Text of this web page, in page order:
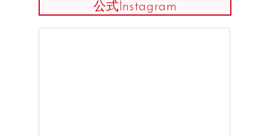
公式Instagram